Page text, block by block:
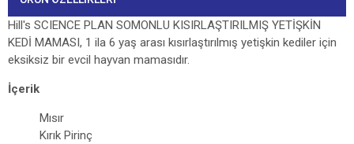
Hill's SCIENCE PLAN SOMONLU KISIRLAŞTIRILMIŞ YETİŞKİN
KEDİ MAMASI, 1 ila 6 yaş arası kısırlaştırılmış yetişkin kediler için
eksiksiz bir evcil hayvan mamasıdır.
İçerik
Mısır
Kırık Pirinç